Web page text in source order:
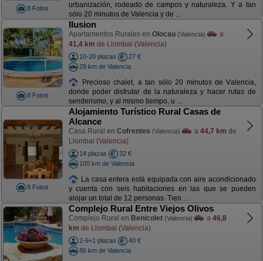
8 Fotos
urbanización, rodeado de campos y naturaleza. Y a tan
sólo 20 minutos de Valencia y de ...
8 Fotos
Ilusion
Apartamentos Rurales en Olocau (Valencia)
a
41,4 km de Llombai (Valencia)
10-20 plazas
27 €
29 km de Valencia
Precioso chalet, a tan sólo 20 minutos de Valencia,
donde poder disfrutar de la naturaleza y hacer rutas de
senderismo, y al mismo tiempo, u ...
8 Fotos
Alojamiento Turístico Rural Casas de
Alcance
Casa Rural en Cofrentes (Valencia) a 44,7 km de
Llombai (Valencia)
14 plazas
32 €
100 km de Valencia
La casa entera está equipada con aire acondicionado
y cuenta con seis habitaciones en las que se pueden
alojar un total de 12 personas. Tien ...
Complejo Rural Entre Viejos Olivos
Complejo Rural en Benicolet (Valencia) a 46,8
km de Llombai (Valencia)
2-6+1 plazas
40 €
86 km de Valencia